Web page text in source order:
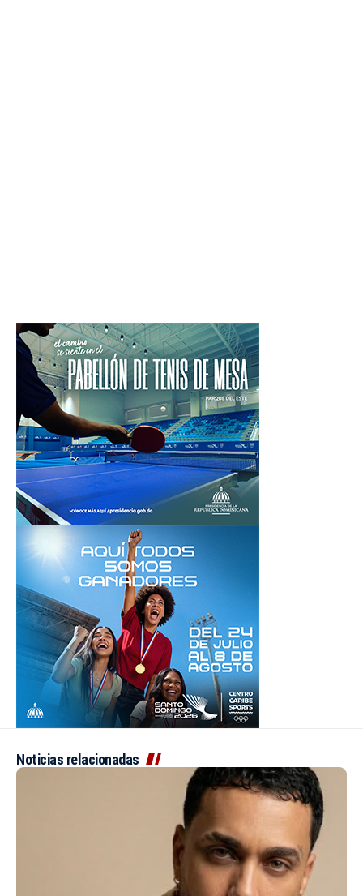
Noticias relacionadas